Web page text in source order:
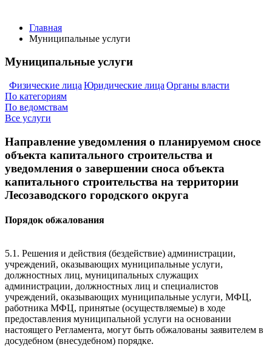
Главная
Муниципальные услуги
Муниципальные услуги
Физические лица Юридические лица Органы власти
По категориям
По ведомствам
Все услуги
Направление уведомления о планируемом сносе
объекта капитального строительства и
уведомления о завершении сноса объекта
капитального строительства на территории
Лесозаводского городского округа
Порядок обжалования
5.1. Решения и действия (бездействие) администрации,
учреждений, оказывающих муниципальные услуги,
должностных лиц, муниципальных служащих
администрации, должностных лиц и специалистов
учреждений, оказывающих муниципальные услуги, МФЦ,
работника МФЦ, принятые (осуществляемые) в ходе
предоставления муниципальной услуги на основании
настоящего Регламента, могут быть обжалованы заявителем в
досудебном (внесудебном) порядке.